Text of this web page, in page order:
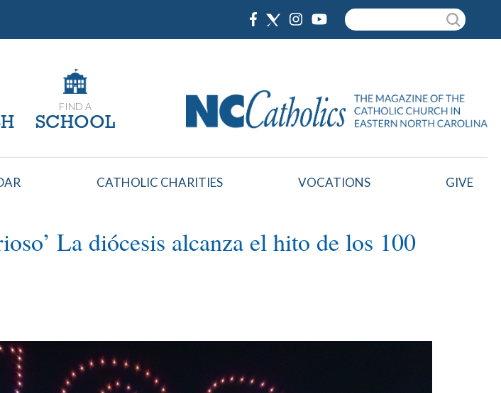
Search
FIND A
SCHOOL
CATHOLIC CHARITIES VOCATIONS GIVE
La diócesis alcanza el hito de los 100